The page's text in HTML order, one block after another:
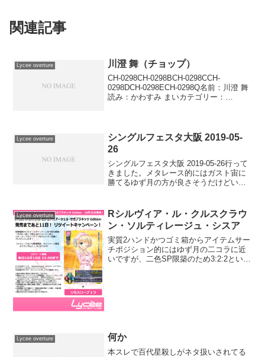
関連記事
Lycee overture 川澄 舞（チョップ）
CH-0298CH-0298BCH-0298CCH-
0298DCH-0298ECH-0298Q名前：川澄 舞
読み：かわすみ まいカテゴリー：
Lycee overture
シングルフェスタ大阪 2019-05-
26
シングルフェスタ大阪 2019-05-26行って
きました。メタレース的にはガスト宙に
勝てるゆず月の方が良さそうだけどいか
中央玉藻に金魚合わせられてガウで除去
するまで時...
Lycee overture
Rシルヴィア・ル・クルスクラウ
ン・ソルティレージュ・シスア
実質2ハンドかつゴミ箱からアイテムサー
チポジション的にはゆず月の二コラに近
いですが、二色SP限築のため3:2:2といい
Lycee overture 何か
本スレで百代星殺しがネタ扱いされてる